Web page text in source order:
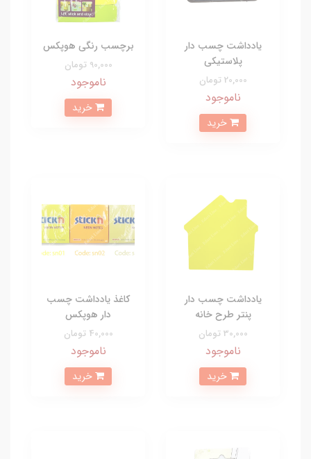
یادداشت چسب دار
پلاستیکی
20,000 تومان
ناموجود
برچسب رنگی هوپکس
90,000 تومان
ناموجود
یادداشت چسب دار
پنتر طرح خانه
30,000 تومان
ناموجود
کاغذ یادداشت چسب
دار هوپکس
40,000 تومان
ناموجود